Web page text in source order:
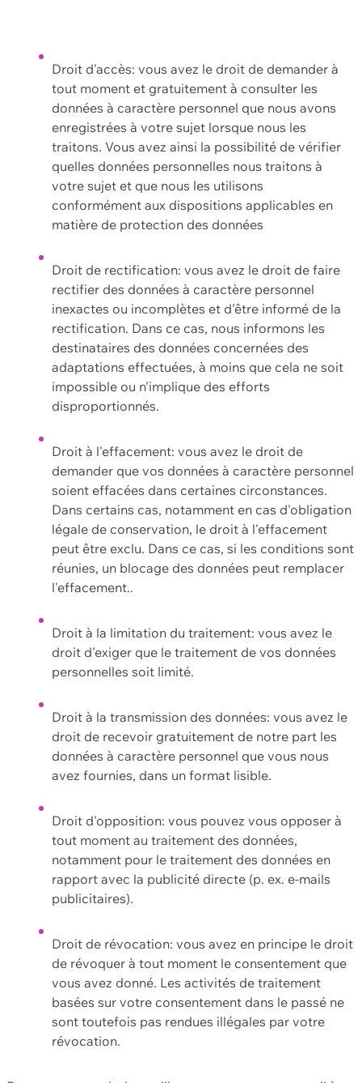
Droit d'accès: vous avez le droit de demander à
tout moment et gratuitement à consulter les
données à caractère personnel que nous avons
enregistrées à votre sujet lorsque nous les
traitons. Vous avez ainsi la possibilité de vérifier
quelles données personnelles nous traitons à
votre sujet et que nous les utilisons
conformément aux dispositions applicables en
matière de protection des données
Droit de rectification: vous avez le droit de faire
rectifier des données à caractère personnel
inexactes ou incomplètes et d'être informé de la
rectification. Dans ce cas, nous informons les
destinataires des données concernées des
adaptations effectuées, à moins que cela ne soit
impossible ou n'implique des efforts
disproportionnés.
Droit à l'effacement: vous avez le droit de
demander que vos données à caractère personnel
soient effacées dans certaines circonstances.
Dans certains cas, notamment en cas d'obligation
légale de conservation, le droit à l'effacement
peut être exclu. Dans ce cas, si les conditions sont
réunies, un blocage des données peut remplacer
l'effacement..
Droit à la limitation du traitement: vous avez le
droit d'exiger que le traitement de vos données
personnelles soit limité.
Droit à la transmission des données: vous avez le
droit de recevoir gratuitement de notre part les
données à caractère personnel que vous nous
avez fournies, dans un format lisible.
Droit d'opposition: vous pouvez vous opposer à
tout moment au traitement des données,
notamment pour le traitement des données en
rapport avec la publicité directe (p. ex. e-mails
publicitaires).
Droit de révocation: vous avez en principe le droit
de révoquer à tout moment le consentement que
vous avez donné. Les activités de traitement
basées sur votre consentement dans le passé ne
sont toutefois pas rendues illégales par votre
révocation.